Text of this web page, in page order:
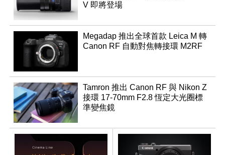
V 即將登場
Megadap 推出全球首款 Leica M 轉
Canon RF 自動對焦轉接環 M2RF
Tamron 推出 Canon RF 與 Nikon Z
接環 17-70mm F2.8 恆定大光圈標
準變焦鏡